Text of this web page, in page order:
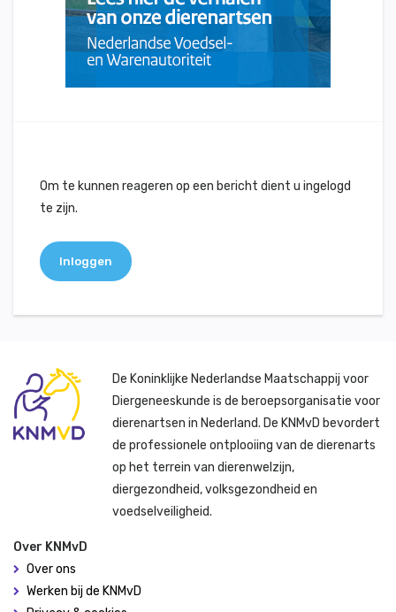
Om te kunnen reageren op een bericht dient u ingelogd
te zijn.
Inloggen
De Koninklijke Nederlandse Maatschappij voor
Diergeneeskunde is de beroepsorganisatie voor
dierenartsen in Nederland. De KNMvD bevordert
de professionele ontplooiing van de dierenarts
op het terrein van dierenwelzijn,
diergezondheid, volksgezondheid en
voedselveiligheid.
Over KNMvD
Over ons
Werken bij de KNMvD